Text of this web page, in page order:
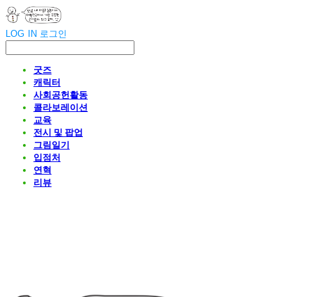
LOG IN 로그인
굿즈
캐릭터
사회공헌활동
콜라보레이션
교육
전시 및 팝업
그림일기
입점처
연혁
리뷰